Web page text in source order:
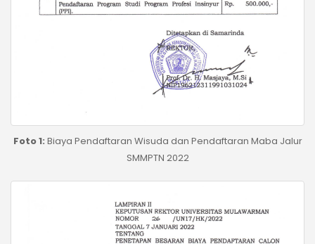
Foto 1: Biaya Pendaftaran Wisuda dan Pendaftaran Maba Jalur
SMMPTN 2022